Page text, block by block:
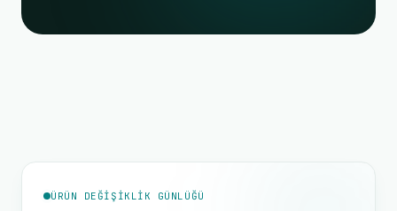
ÜRÜN DEĞIŞIKLIK GÜNLÜĞÜ